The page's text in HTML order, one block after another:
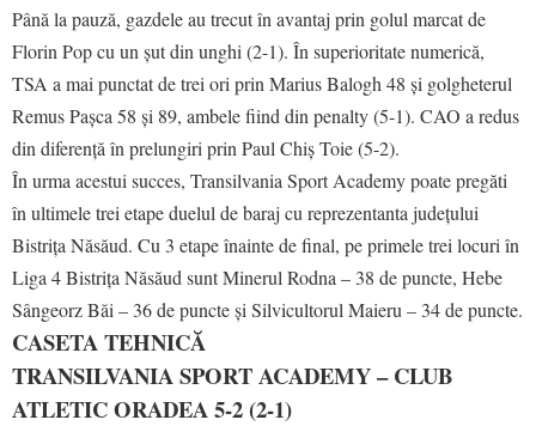
Până la pauză, gazdele au trecut în avantaj prin golul marcat de
Florin Pop cu un șut din unghi (2-1). În superioritate numerică,
TSA a mai punctat de trei ori prin Marius Balogh 48 și golgheterul
Remus Pașca 58 și 89, ambele fiind din penalty (5-1). CAO a redus
din diferență în prelungiri prin Paul Chiș Toie (5-2).
În urma acestui succes, Transilvania Sport Academy poate pregăti
în ultimele trei etape duelul de baraj cu reprezentanta județului
Bistrița Năsăud. Cu 3 etape înainte de final, pe primele trei locuri în
Liga 4 Bistrița Năsăud sunt Minerul Rodna – 38 de puncte, Hebe
Sângeorz Băi – 36 de puncte și Silvicultorul Maieru – 34 de puncte.
CASETA TEHNICĂ
TRANSILVANIA SPORT ACADEMY – CLUB
ATLETIC ORADEA 5-2 (2-1)